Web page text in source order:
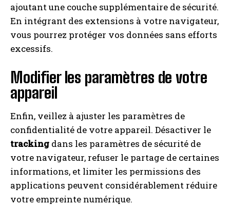
ajoutant une couche supplémentaire de sécurité.
En intégrant des extensions à votre navigateur,
vous pourrez protéger vos données sans efforts
excessifs.
Modifier les paramètres de votre
appareil
Enfin, veillez à ajuster les paramètres de
confidentialité de votre appareil. Désactiver le
tracking dans les paramètres de sécurité de
votre navigateur, refuser le partage de certaines
informations, et limiter les permissions des
applications peuvent considérablement réduire
votre empreinte numérique.